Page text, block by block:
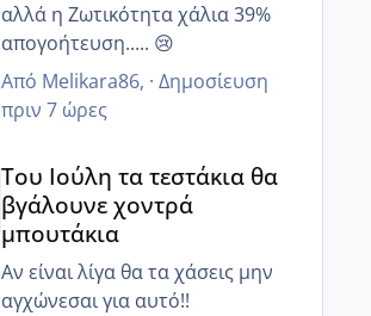
αλλά η Ζωτικότητα χάλια 39%
απογοήτευση..... 😢
Από Melikara86, · Δημοσίευση
πριν 7 ώρες
Του Ιούλη τα τεστάκια θα
βγάλουνε χοντρά
μπουτάκια
Αν είναι λίγα θα τα χάσεις μην
αγχώνεσαι για αυτό!!